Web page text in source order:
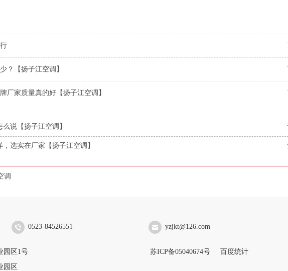
？【扬子江空调】
厂家质量真的好【扬子江空调】
说【扬子江空调】
选实在厂家【扬子江空调】
调
0523-84526551 yzjkt@126.com
园区1号
园区
苏ICP备05040674号 百度统计